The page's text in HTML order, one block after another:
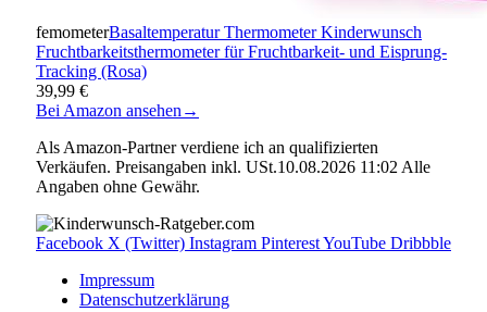
femometerBasaltemperatur Thermometer Kinderwunsch
Fruchtbarkeitsthermometer für Fruchtbarkeit- und Eisprung-
Tracking (Rosa)
39,99 €
Bei Amazon ansehen →
Als Amazon-Partner verdiene ich an qualifizierten
Verkäufen. Preisangaben inkl. USt.10.08.2026 11:02 Alle
Angaben ohne Gewähr.
Facebook X (Twitter) Instagram PinterestYouTube Dribbble
Impressum
Datenschutzerklärung